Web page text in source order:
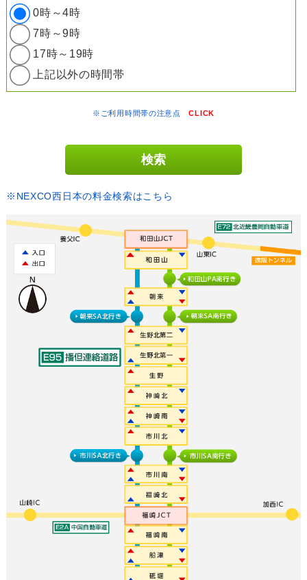
0時～4時
7時～9時
17時～19時
上記以外の時間帯
※ご利用時間帯の注意点CLICK
※NEXCO西日本の料金検索はこちら